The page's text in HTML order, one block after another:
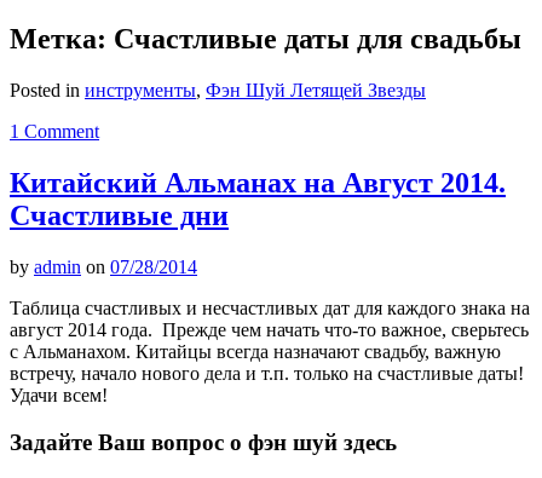
Метка: Счастливые даты для свадьбы
Posted in инструменты, Фэн Шуй Летящей Звезды
1 Comment
Китайский Альманах на Август 2014.
Счастливые дни
by admin on 07/28/2014
Таблица счастливых и несчастливых дат для каждого знака на
август 2014 года. Прежде чем начать что-то важное, сверьтесь
с Альманахом. Китайцы всегда назначают свадьбу, важную
встречу, начало нового дела и т.п. только на счастливые даты!
Удачи всем!
Задайте Ваш вопрос о фэн шуй здесь